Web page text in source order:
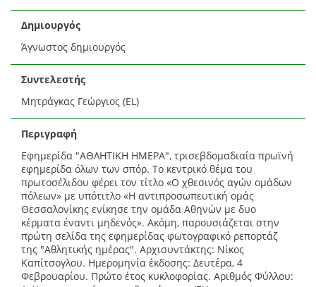
Δημιουργός
Άγνωστος δημιουργός
Συντελεστής
Μητράγκας Γεώργιος (EL)
Περιγραφή
Εφημερίδα "ΑΘΛΗΤΙΚΗ ΗΜΕΡΑ", τρισεβδομαδιαία πρωϊνή
εφημερίδα όλων των σπόρ. Το κεντρικό θέμα του
πρωτοσέλιδου φέρει τον τίτλο «Ο χθεσινός αγών ομάδων
πόλεων» με υπότιτλο «Η αντιπροσωπευτική ομάς
Θεσσαλονίκης ενίκησε την ομάδα Αθηνών με δυο
κέρματα έναντι μηδενός». Ακόμη, παρουσιάζεται στην
πρώτη σελίδα της εφημερίδας φωτογραφικό ρεπορτάζ
της "Αθλητικής ημέρας". Αρχισυντάκτης: Νίκος
Καπίτσογλου. Ημερομηνία έκδοσης: Δευτέρα, 4
Φεβρουαρίου. Πρώτο έτος κυκλοφορίας. Αριθμός Φύλλου: